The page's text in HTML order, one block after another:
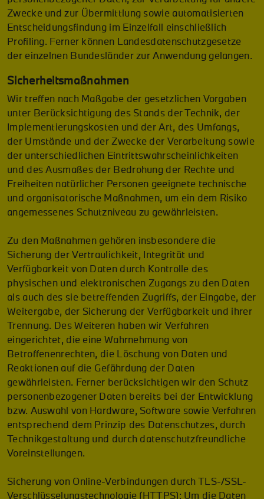
Zwecke und zur Übermittlung sowie automatisierten
Entscheidungsfindung im Einzelfall einschließlich
Profiling. Ferner können Landesdatenschutzgesetze
der einzelnen Bundesländer zur Anwendung gelangen.
Sicherheitsmaßnahmen
Wir treffen nach Maßgabe der gesetzlichen Vorgaben
unter Berücksichtigung des Stands der Technik, der
Implementierungskosten und der Art, des Umfangs,
der Umstände und der Zwecke der Verarbeitung sowie
der unterschiedlichen Eintrittswahrscheinlichkeiten
und des Ausmaßes der Bedrohung der Rechte und
Freiheiten natürlicher Personen geeignete technische
und organisatorische Maßnahmen, um ein dem Risiko
angemessenes Schutzniveau zu gewährleisten.
Zu den Maßnahmen gehören insbesondere die
Sicherung der Vertraulichkeit, Integrität und
Verfügbarkeit von Daten durch Kontrolle des
physischen und elektronischen Zugangs zu den Daten
als auch des sie betreffenden Zugriffs, der Eingabe, der
Weitergabe, der Sicherung der Verfügbarkeit und ihrer
Trennung. Des Weiteren haben wir Verfahren
eingerichtet, die eine Wahrnehmung von
Betroffenenrechten, die Löschung von Daten und
Reaktionen auf die Gefährdung der Daten
gewährleisten. Ferner berücksichtigen wir den Schutz
personenbezogener Daten bereits bei der Entwicklung
bzw. Auswahl von Hardware, Software sowie Verfahren
entsprechend dem Prinzip des Datenschutzes, durch
Technikgestaltung und durch datenschutzfreundliche
Voreinstellungen.
Sicherung von Online-Verbindungen durch TLS-/SSL-
Verschlüsselungstechnologie (HTTPS): Um die Daten